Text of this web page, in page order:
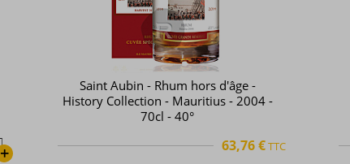
Labourdonnais - Rhum hors d'âge -
Prestige Range - XO - 70cl - 42°
+
65,65 €TTC